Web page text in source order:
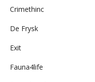
Crimethinc
De Frysk
Exit
Fauna4life